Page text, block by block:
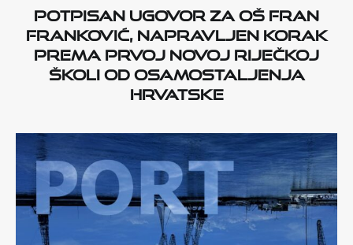
Potpisan ugovor za OŠ Fran
Franković, napravljen korak
prema prvoj novoj riječkoj
školi od osamostaljenja
Hrvatske